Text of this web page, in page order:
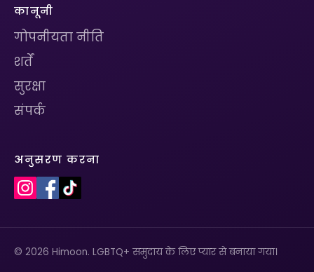
कानूनी
गोपनीयता नीति
शर्तें
सुरक्षा
संपर्क
अनुसरण करना
© 2026 Himoon. LGBTQ+ समुदाय के लिए प्यार से बनाया गया।